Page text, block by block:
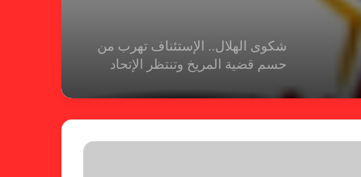
شكوى الهلال.. الإستئناف تهرب من
حسم قضية المريخ وتنتظر الإتحاد
الهبوط والصعود